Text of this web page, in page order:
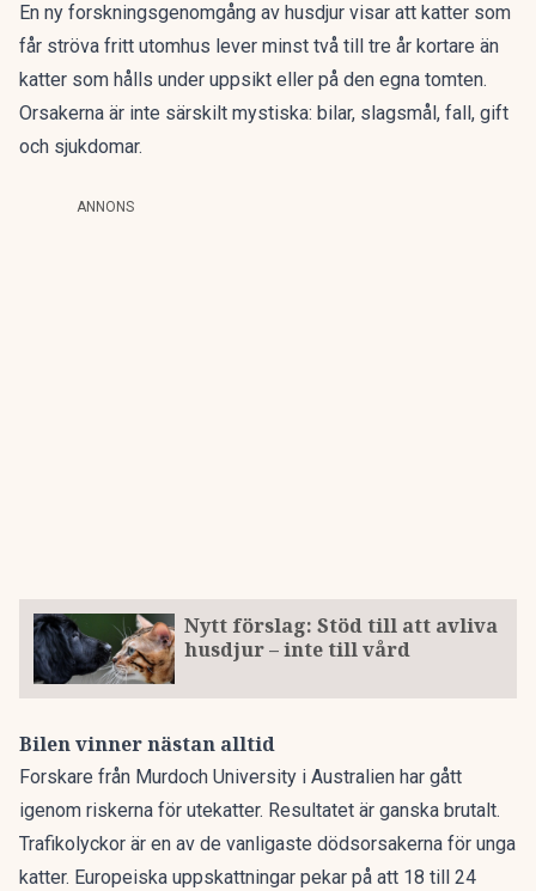
En ny forskningsgenomgång av husdjur visar att katter som
får ströva fritt utomhus lever minst två till tre år kortare än
katter som hålls under uppsikt eller på den egna tomten.
Orsakerna är inte särskilt mystiska: bilar, slagsmål, fall, gift
och sjukdomar.
ANNONS
Nytt förslag: Stöd till att avliva
husdjur – inte till vård
Bilen vinner nästan alltid
Forskare från Murdoch University i Australien har gått
igenom riskerna för utekatter. Resultatet är ganska brutalt.
Trafikolyckor är en av de vanligaste dödsorsakerna för unga
katter. Europeiska uppskattningar pekar på att 18 till 24